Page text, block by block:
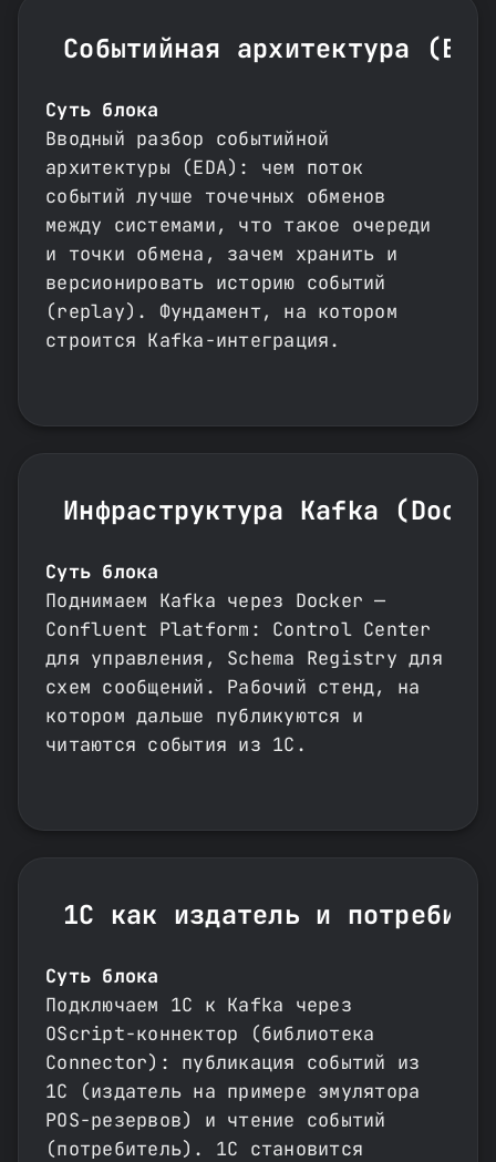
Событийная архитектура
Суть блока
Вводный разбор событийной
архитектуры (EDA): чем поток
событий лучше точечных обменов
между системами, что такое очереди
и точки обмена, зачем хранить и
версионировать историю событий
(replay). Фундамент, на котором
строится Kafka-интеграция.
Инфраструктура Kafka
Суть блока
Поднимаем Kafka через Docker —
Confluent Platform: Control Center
для управления, Schema Registry для
схем сообщений. Рабочий стенд, на
котором дальше публикуются и
читаются события из 1С.
1С как издатель и
Суть блока
Подключаем 1С к Kafka через
OScript-коннектор (библиотека
Connector): публикация событий из
1С (издатель на примере эмулятора
POS-резервов) и чтение событий
(потребитель). 1С становится